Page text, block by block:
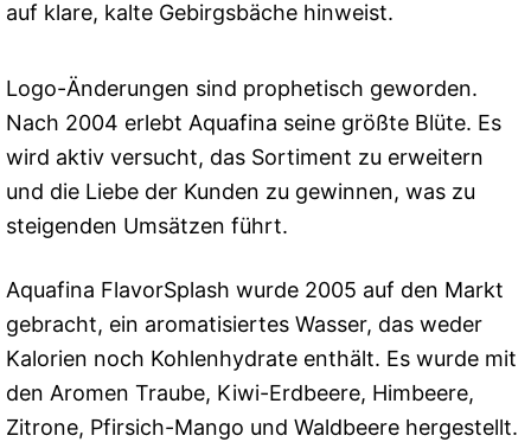
auf klare, kalte Gebirgsbäche hinweist.
Logo-Änderungen sind prophetisch geworden.
Nach 2004 erlebt Aquafina seine größte Blüte. Es
wird aktiv versucht, das Sortiment zu erweitern
und die Liebe der Kunden zu gewinnen, was zu
steigenden Umsätzen führt.
Aquafina FlavorSplash wurde 2005 auf den Markt
gebracht, ein aromatisiertes Wasser, das weder
Kalorien noch Kohlenhydrate enthält. Es wurde mit
den Aromen Traube, Kiwi-Erdbeere, Himbeere,
Zitrone, Pfirsich-Mango und Waldbeere hergestellt.